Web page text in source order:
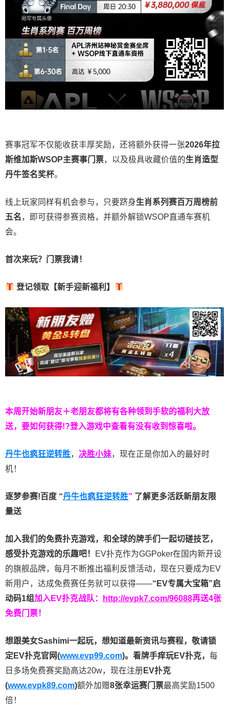
赛事冠军不仅能收获丰厚奖励，还将额外获得一张2026年拉
斯维加斯WSOP主赛事门票，以及极具收藏价值的生肖造型
丹牛签名奖杯。
线上玩家同样有机会参与，只要跻身生肖系列赛百万周榜前
五名 ，即可获得参赛资格，并额外解锁WSOP直通车赛机
会。
首次来玩？门票我请！
登记领取【新手迎新福利】
本周开始新朋友＋老朋友都将有各种领到手软的福利大放
送，要如何获得!?登入游戏中查看有没有收到惊喜啦。
丹牛也疯狂逆转胜， 决胜小妹，现在正是你加入的最好时
机！
逐梦参赛!百度 “丹牛也疯狂逆转胜” 了解更多活跃新朋友限
量送
加入我们的免费扑克游戏，和全球的牌手们一起切磋技艺，
感受扑克游戏的乐趣吧！
EV扑克作为GGPoker在国内新开设
的旗舰品牌，每月不断推出福利反馈活动，现在只要成为EV
新用户，达成免费赛任务就可以获得——“EV专属大宝箱”启
动码1组加入EV扑克战队： http://evpk7.com/96088再送4张
免费门票！
想跟美女Sashimi一起玩， 想知道最新资讯与赛程， 敬请锁
定EV扑克官网(www.evp99.com)。 看牌手痒玩EV扑克， 每
日多场免费赛奖励高达20w，现在注册 EV扑克
(www.evpk89.com)额外加赠8张幸运赛门票最高奖励1500
倍！